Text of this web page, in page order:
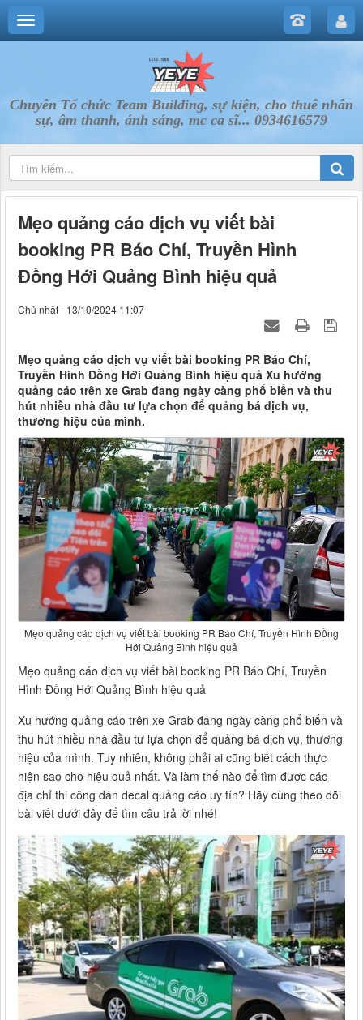
Chuyên Tổ chức Team Building, sự kiện, cho thuê nhân
sự, âm thanh, ánh sáng, mc ca sĩ... 0934616579
Mẹo quảng cáo dịch vụ viết bài
booking PR Báo Chí, Truyền Hình
Đồng Hới Quảng Bình hiệu quả
Chủ nhật - 13/10/2024 11:07
Mẹo quảng cáo dịch vụ viết bài booking PR Báo Chí,
Truyền Hình Đồng Hới Quảng Bình hiệu quả Xu hướng
quảng cáo trên xe Grab đang ngày càng phổ biến và thu
hút nhiều nhà đầu tư lựa chọn để quảng bá dịch vụ,
thương hiệu của mình.
Mẹo quảng cáo dịch vụ viết bài booking PR Báo Chí, Truyền Hình Đồng
Hới Quảng Bình hiệu quả
Mẹo quảng cáo dịch vụ viết bài booking PR Báo Chí, Truyền
Hình Đồng Hới Quảng Bình hiệu quả
Xu hướng quảng cáo trên xe Grab đang ngày càng phổ biến và
thu hút nhiều nhà đầu tư lựa chọn để quảng bá dịch vụ, thương
hiệu của mình. Tuy nhiên, không phải ai cũng biết cách thực
hiện sao cho hiệu quả nhất. Và làm thế nào để tìm được các
địa chỉ thi công dán decal quảng cáo uy tín? Hãy cùng theo dõi
bài viết dưới đây để tìm câu trả lời nhé!